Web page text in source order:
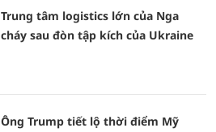
Trung tâm logistics lớn của Nga
cháy sau đòn tập kích của Ukraine
Ông Trump tiết lộ thời điểm Mỹ